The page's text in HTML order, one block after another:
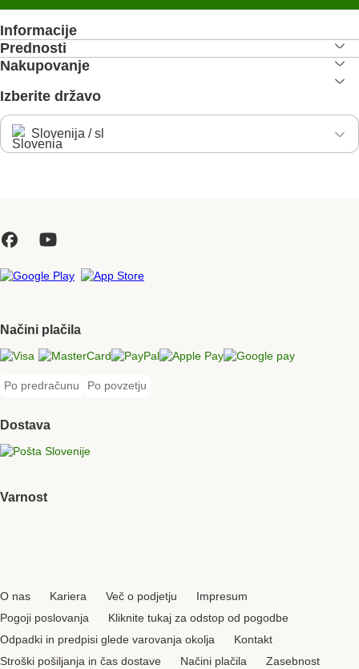
Informacije
Prednosti
Nakupovanje
Izberite državo
Slovenija / sl
Načini plačila
Po predračunu
Po predračunu Payment Method
Po povzetju
Po povzetju Payment Method
Dostava
Pošta Slovenije Shipping Method
Varnost
O nas Kariera Več o podjetju
Impresum
Pogoji poslovanja
Kliknite tukaj za odstop od pogodbe
Odpadki in predpisi glede varovanja okolja
Kontakt
Stroški pošiljanja in čas dostave
Načini plačila Zasebnost